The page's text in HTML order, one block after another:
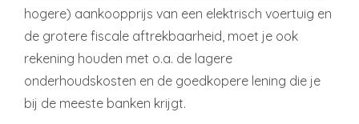
hogere) aankoopprijs van een elektrisch voertuig en
de grotere fiscale aftrekbaarheid, moet je ook
rekening houden met o.a. de lagere
onderhoudskosten en de goedkopere lening die je
bij de meeste banken krijgt.